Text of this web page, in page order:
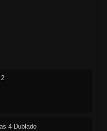
4 Dublado